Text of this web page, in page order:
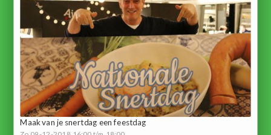
Maak van je snertdag een feestdag